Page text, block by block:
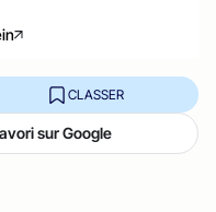
CLASSER
sur Google